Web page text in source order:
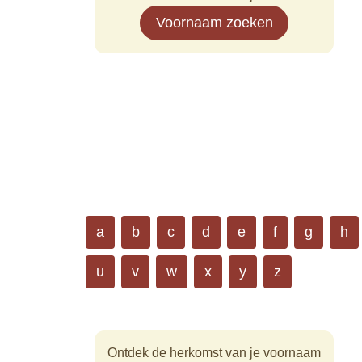
Voornaam zoeken
a b c d e f g h
u v w x y z
Ontdek de herkomst van je voornaam